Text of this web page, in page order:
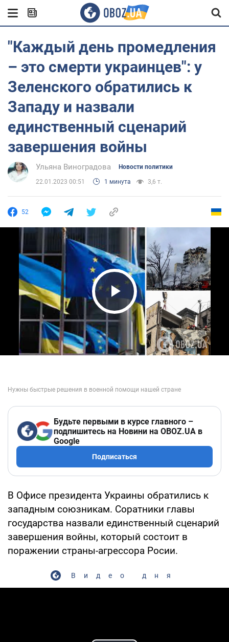
"Каждый день промедления
– это смерти украинцев": у
Зеленского обратились к
Западу и назвали
единственный сценарий
завершения войны
Ульяна Виноградова Новости политики
22.01.2023 00:51 1 минута 3,6 т.
52
Play Video
Будьте первыми в курсе главного –
подпишитесь на Новини на OBOZ.UA в
Google
Подписаться
В Офисе президента Украины обратились к
западным союзникам. Соратники главы
государства назвали единственный сценарий
завершения войны, который состоит в
поражении страны-агрессора Росии.
Видео дня